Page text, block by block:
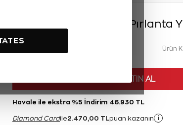
0,22 Karat Düet Pırlanta
Ürün
49.400 TL
HEMEN SATIN AL
Havale ile ekstra %5 İndirim 46.930 TL
Diamond Cardile2.470,00 TL puan kazanın i